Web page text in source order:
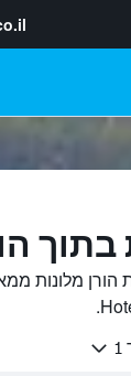
בתוך
הורן מלונות